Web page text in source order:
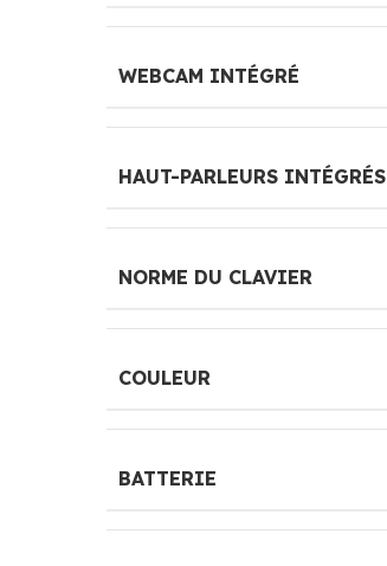
WEBCAM INTÉGRÉ
HAUT-PARLEURS INTÉGRÉS
NORME DU CLAVIER
COULEUR
BATTERIE